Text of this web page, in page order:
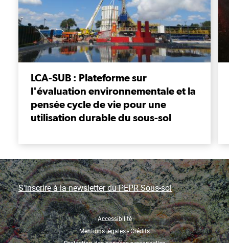
LCA-SUB : Plateforme sur
l'évaluation environnementale et la
pensée cycle de vie pour une
utilisation durable du sous-sol
S'inscrire à la newsletter du PEPR Sous-sol
Accessibilité
Mentions légales - Crédits